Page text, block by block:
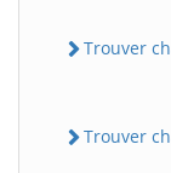
Trouver
Trouver